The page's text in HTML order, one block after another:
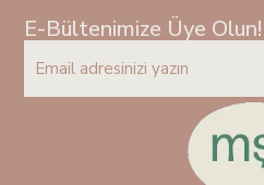
E-Bültenimize Üye Olun!